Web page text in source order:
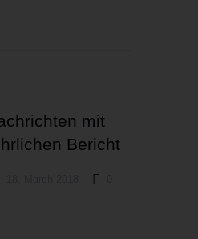
mit
Bericht